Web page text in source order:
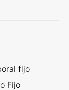
fijo
Fijo